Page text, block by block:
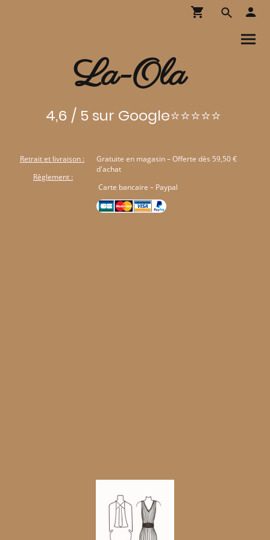
La-Ola
4,6 / 5 sur Google⭐⭐⭐⭐⭐
Retrait et livraison :
Règlement :
Gratuite en magasin – Offerte dès 59,50 €
d'achat
Carte bancaire – Paypal